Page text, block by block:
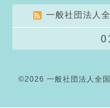
一般社団法人
©2026 一般社団法人全